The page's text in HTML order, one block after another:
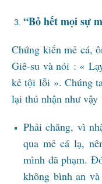
“Bỏ hết mọi sự
Chứng kiến mẻ cá,
Giê-su và nói : «
kẻ tội lỗi ». Chúng
lại thú nhận như vậy
Phải chăng, vì
qua mẻ cá lạ,
mình đã phạm.
không bình an